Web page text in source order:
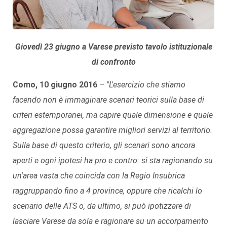
Giovedì 23 giugno a Varese previsto tavolo istituzionale
di confronto
Como, 10 giugno 2016 – "L'esercizio che stiamo
facendo non è immaginare scenari teorici sulla base di
criteri estemporanei, ma capire quale dimensione e quale
aggregazione possa garantire migliori servizi al territorio.
Sulla base di questo criterio, gli scenari sono ancora
aperti e ogni ipotesi ha pro e contro: si sta ragionando su
un'area vasta che coincida con la Regio Insubrica
raggruppando fino a 4 province, oppure che ricalchi lo
scenario delle ATS o, da ultimo, si può ipotizzare di
lasciare Varese da sola e ragionare su un accorpamento